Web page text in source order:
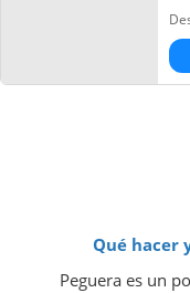
Qué hacer
Peguera es un